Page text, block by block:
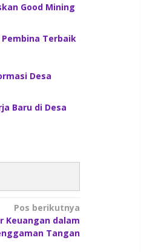
Good Mining
Terbaik
Desa
Baru di Desa
Pos berikutnya
Keuangan dalam
Tangan